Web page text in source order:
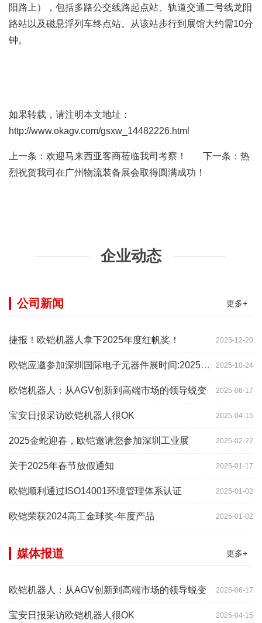
阳路上），包括多路公交线路起点站、轨道交通二号线龙阳
路站以及磁悬浮列车终点站。从该站步行到展馆大约需10分
钟。
如果转载，请注明本文地址：
http://www.okagv.com/gsxw_14482226.html
上一条： 欢迎马来西亚客商莅临我司考察！ 下一条： 热
烈祝贺我司在广州物流装备展会取得圆满成功！
企业动态
更多+
公司新闻
2025-12-20
捷报！欧铠机器人拿下2025年度红帆奖！
2025-10-24
欧铠应邀参加深圳国际电子元器件展时间:2025年10月28-
2025-06-17
欧铠机器人：从AGV创新到高端市场的领导蜕变
2025-04-15
宝安日报采访欧铠机器人很OK
2025-02-22
2025金蛇迎春，欧铠邀请您参加深圳工业展
2025-01-17
关于2025年春节放假通知
2025-01-02
欧铠顺利通过ISO14001环境管理体系认证
2025-01-02
欧铠荣获2024高工金球奖-年度产品
更多+
媒体报道
2025-06-17
欧铠机器人：从AGV创新到高端市场的领导蜕变
2025-04-15
宝安日报采访欧铠机器人很OK